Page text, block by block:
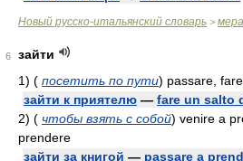
Новый русско-итальянский словарь > мера
6
зайти
1) ( посетить по пути) passare,
зайти к приятелю — fare un salto
2) ( чтобы взять с собой) venire a
prendere
зайти за книгой — passare a